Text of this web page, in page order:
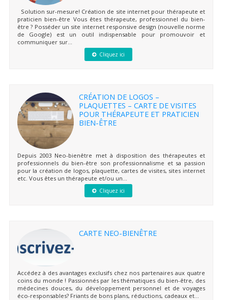
Solution sur-mesure! Création de site internet pour thérapeute et
praticien bien-être Vous êtes thérapeute, professionnel du bien-
être ? Posséder un site internet responsive design (nouvelle norme
de Google) est un outil indispensable pour promouvoir et
communiquer sur...
Cliquez ici
CRÉATION DE LOGOS –
PLAQUETTES – CARTE DE VISITES
POUR THÉRAPEUTE ET PRATICIEN
BIEN-ÊTRE
Depuis 2003 Neo-bienêtre met à disposition des thérapeutes et
professionnels du bien-être son professionnalisme et sa passion
pour la création de logos, plaquette, cartes de visites, sites internet
etc. Vous êtes un thérapeute et/ou un...
Cliquez ici
CARTE NEO-BIENÊTRE
Accédez à des avantages exclusifs chez nos partenaires aux quatre
coins du monde ! Passionnés par les thématiques du bien-être, des
médecines douces, du développement personnel et de voyages
éco-responsables? Friants de bons plans, réductions, cadeaux et...